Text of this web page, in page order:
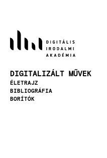
DIGITALIZÁLT MŰVEK
ÉLETRAJZ
BIBLIOGRÁFIA
BORÍTÓK